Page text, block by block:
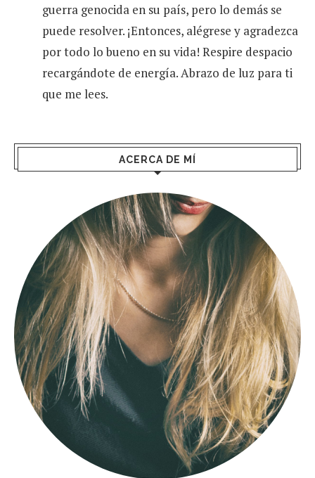
guerra genocida en su país, pero lo demás se
puede resolver. ¡Entonces, alégrese y agradezca
por todo lo bueno en su vida! Respire despacio
recargándote de energía. Abrazo de luz para ti
que me lees.
ACERCA DE MÍ